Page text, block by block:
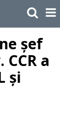
șef
a
și